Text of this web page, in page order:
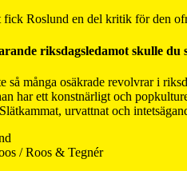
fick Roslund en del kritik för den
riksdagsledamot skulle
så många osäkrade revolvrar i
har ett konstnärligt och
urvattnat och
/ Roos & Tegnér